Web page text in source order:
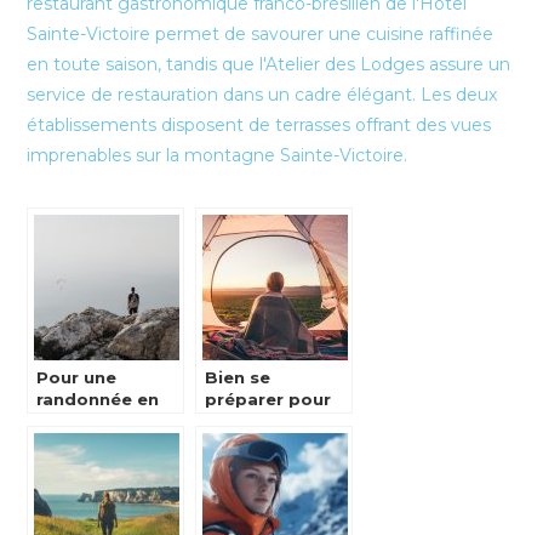
Sainte-Victoire permet de savourer une cuisine raffinée
en toute saison, tandis que l'Atelier des Lodges assure un
service de restauration dans un cadre élégant. Les deux
établissements disposent de terrasses offrant des vues
imprenables sur la montagne Sainte-Victoire.
Pour une
randonnée en
autonomie
Bien se
préparer pour
pleine nature